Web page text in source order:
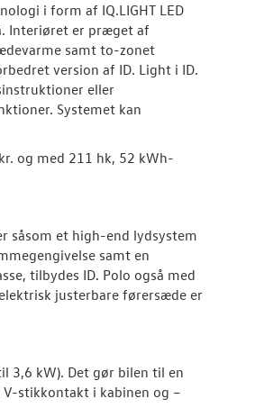
i form af IQ.LIGHT LED
Interiøret er præget af
samt to-zonet
version af ID. Light i ID.
eller
Systemet kan
og med 211 hk, 52 kWh-
såsom et high-end lydsystem
samt en
tilbydes ID. Polo også med
justerbare førersæde er
3,6 kW). Det gør bilen til en
stikkontakt i kabinen og –